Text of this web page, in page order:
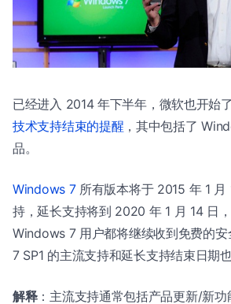
已经进入 2014 年下半年，微软也开始了
技术支持结束的提醒 ，其中包括了
品。
Windows 7所有版本将于 2015 年 1 月
持，延长支持将到 2020 年 1 月 14 日
Windows 7 用户都将继续收到免费的
7 SP1 的主流支持和延长支持结束日期也
解释：主流支持通常包括产品更新/新